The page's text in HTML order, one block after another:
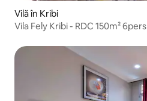
Vilă în Kribi
Vila Fely Kribi - RDC 150m² 6pers